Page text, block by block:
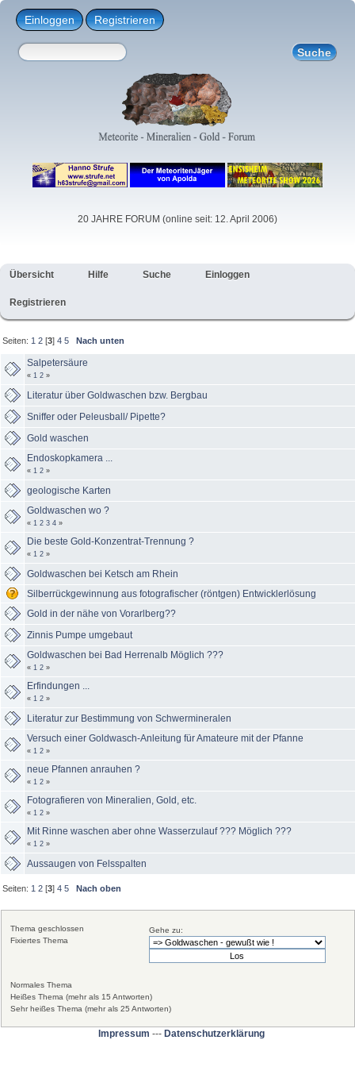
Einloggen Registrieren
20 JAHRE FORUM (online seit: 12. April 2006)
Übersicht Hilfe Suche Einloggen
Registrieren
Seiten: 1 2 [3]4 5 Nach unten
Salpetersäure
« 1 2 »
Literatur über Goldwaschen bzw. Bergbau
Sniffer oder Peleusball/ Pipette?
Gold waschen
Endoskopkamera ...
« 1 2 »
geologische Karten
Goldwaschen wo ?
« 1 2 3 4 »
Die beste Gold-Konzentrat-Trennung ?
« 1 2 »
Goldwaschen bei Ketsch am Rhein
Silberrückgewinnung aus fotografischer (röntgen) Entwicklerlösung
Gold in der nähe von Vorarlberg??
Zinnis Pumpe umgebaut
Goldwaschen bei Bad Herrenalb Möglich ???
« 1 2 »
Erfindungen ...
« 1 2 »
Literatur zur Bestimmung von Schwermineralen
Versuch einer Goldwasch-Anleitung für Amateure mit der Pfanne
« 1 2 »
neue Pfannen anrauhen ?
« 1 2 »
Fotografieren von Mineralien, Gold, etc.
« 1 2 »
Mit Rinne waschen aber ohne Wasserzulauf ??? Möglich ???
« 1 2 »
Aussaugen von Felsspalten
Seiten: 1 2 [3]4 5 Nach oben
Gehe zu:
Normales Thema
Heißes Thema (mehr als 15 Antworten)
Sehr heißes Thema (mehr als 25 Antworten)
Thema geschlossen
Fixiertes Thema
Impressum --- Datenschutzerklärung